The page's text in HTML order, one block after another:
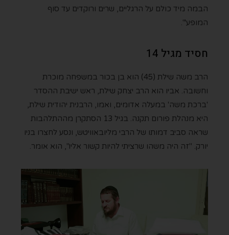
הבמה מיד כולם על הרגליים, שרים ורוקדים עד סוף
המופע'".
חסיד מגיל 14
הרב משה שילת (45) הוא בן בכור במשפחה מוכרת
וחשובה. אביו הוא הרב יצחק שילת, ראש ישיבת ההסדר
'ברכת משה' במעלה אדומים, ואמו, הרבנית יהודית שילת,
היא מנהלת פורום תקנה. בגיל 13 הסתקרן מההתלהבות
שראה סביב דמותו של הרבי מליובאוויטש, ונסע לחצרו בניו
יורק. "זה היה משהו שרציתי להיות קשור אליו", הוא אומר.